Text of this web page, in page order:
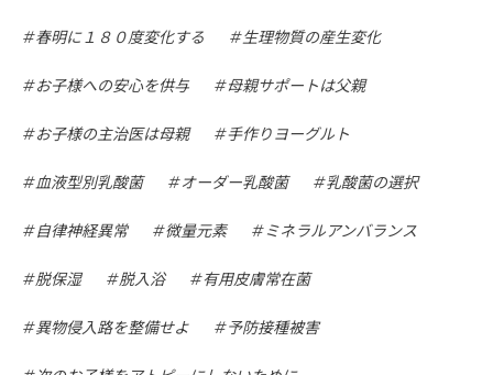
春明に１８０度変化する 生理物質の産生変化
お子様への安心を供与 母親サポートは父親
お子様の主治医は母親 手作りヨーグルト
血液型別乳酸菌 オーダー乳酸菌 乳酸菌の選択
自律神経異常 微量元素 ミネラルアンバランス
脱保湿 脱入浴 有用皮膚常在菌
異物侵入路を整備せよ 予防接種被害